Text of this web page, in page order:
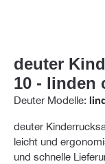
deuter
10 - linden
Deuter Modelle:
deuter
leicht und
und schnelle